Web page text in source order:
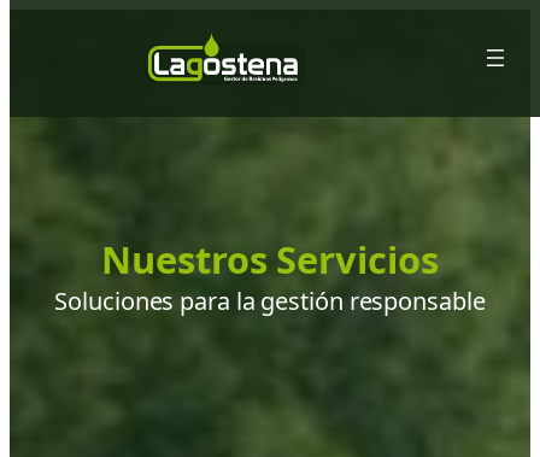
Nuestros Servicios
Soluciones para la gestión responsable